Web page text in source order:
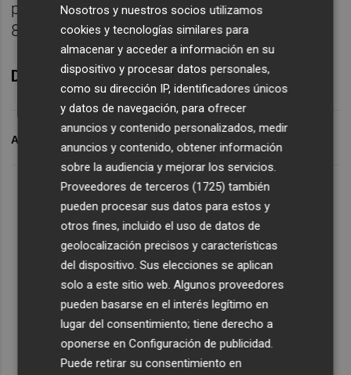
probar los mínimos covid de 2020 en los
81,5$.
Darío García es analista de XTB
ARCHIVADO EN
Nosotros y nuestros socios utilizamos
cookies y tecnologías similares para
almacenar y acceder a información en su
dispositivo y procesar datos personales,
como su dirección IP, identificadores únicos
y datos de navegación, para ofrecer
anuncios y contenido personalizados, medir
anuncios y contenido, obtener información
sobre la audiencia y mejorar los servicios.
Proveedores de terceros (1725) también
pueden procesar sus datos para estos y
otros fines, incluido el uso de datos de
geolocalización precisos y características
del dispositivo. Sus elecciones se aplican
solo a este sitio web. Algunos proveedores
pueden basarse en el interés legítimo en
lugar del consentimiento; tiene derecho a
oponerse enConfiguración de publicidad.
Puede retirar su consentimiento en